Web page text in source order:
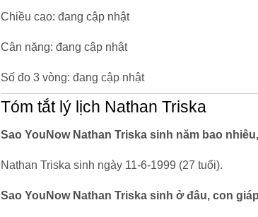
Chiều cao: đang cập nhật
Cân nặng: đang cập nhật
Số đo 3 vòng: đang cập nhật
Tóm tắt lý lịch Nathan Triska
Sao YouNow Nathan Triska sinh năm bao
Nathan Triska sinh ngày 11-6-1999 (27 tuổi).
Sao YouNow Nathan Triska sinh ở đâu, con